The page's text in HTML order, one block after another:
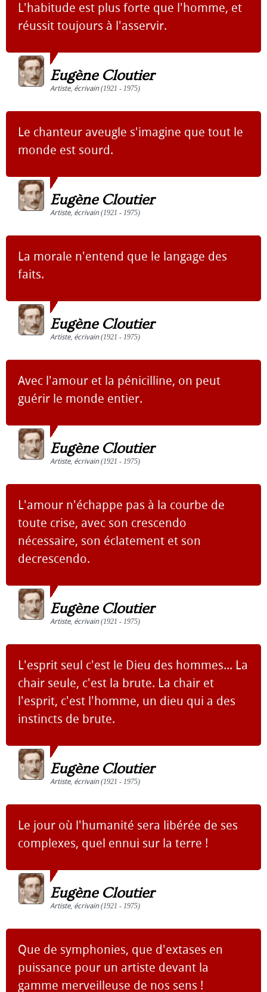
L'habitude est plus forte que l'homme, et
réussit toujours à l'asservir.
Eugène Cloutier
Artiste, écrivain(1921 - 1975)
Le chanteur aveugle s'imagine que tout le
monde est sourd.
Eugène Cloutier
Artiste, écrivain(1921 - 1975)
La morale n'entend que le langage des
faits.
Eugène Cloutier
Artiste, écrivain(1921 - 1975)
Avec l'amour et la pénicilline, on peut
guérir le monde entier.
Eugène Cloutier
Artiste, écrivain(1921 - 1975)
L'amour n'échappe pas à la courbe de
toute crise, avec son crescendo
nécessaire, son éclatement et son
decrescendo.
Eugène Cloutier
Artiste, écrivain(1921 - 1975)
L'esprit seul c'est le Dieu des hommes... La
chair seule, c'est la brute. La chair et
l'esprit, c'est l'homme, un dieu qui a des
instincts de brute.
Eugène Cloutier
Artiste, écrivain(1921 - 1975)
Le jour où l'humanité sera libérée de ses
complexes, quel ennui sur la terre !
Eugène Cloutier
Artiste, écrivain(1921 - 1975)
Que de symphonies, que d'extases en
puissance pour un artiste devant la
gamme merveilleuse de nos sens !